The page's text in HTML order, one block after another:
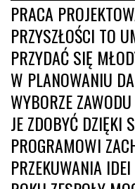
PRACA
PRZYSZŁOŚCI TO
PRZYDAĆ SIĘ
W PLANOWANIU
WYBORZE
JE ZDOBYĆ DZIĘKI
PROGRAMOWI
PRZEKUWANIA